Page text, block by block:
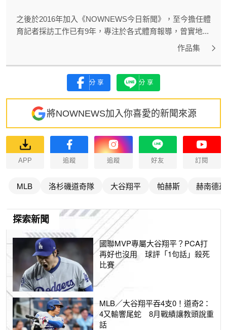
之後於2016年加入《NOWNEWS今日新聞》，至今擔任體
育記者採訪工作已有9年，專注於各式體育報導，曾實地...
作品集
分享 分享
將NOWNEWS加入你喜愛的新聞來源
APP 追蹤 追蹤 好友 訂閱
MLB 洛杉磯道奇隊 大谷翔平 帕赫斯 赫南德茲
探索新聞
國聯MVP專屬大谷翔平？PCA打
再好也沒用 球評「1句話」殺死
比賽
MLB／大谷翔平吞4支0！道奇2：
4又輸響尾蛇 8月戰績讓教頭說重
話